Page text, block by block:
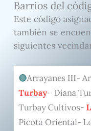
Barrios del
Este código
también se
siguientes
Arrayanes III-
Turbay– Diana
Turbay Cultivos-
Picota Oriental-